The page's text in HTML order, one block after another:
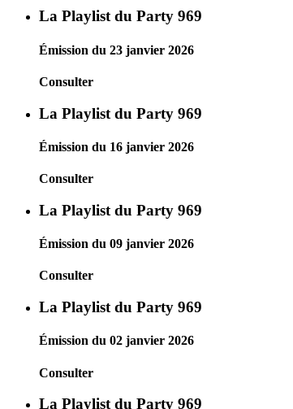
La Playlist du Party 969
Émission du 23 janvier 2026
Consulter
La Playlist du Party 969
Émission du 16 janvier 2026
Consulter
La Playlist du Party 969
Émission du 09 janvier 2026
Consulter
La Playlist du Party 969
Émission du 02 janvier 2026
Consulter
La Playlist du Party 969